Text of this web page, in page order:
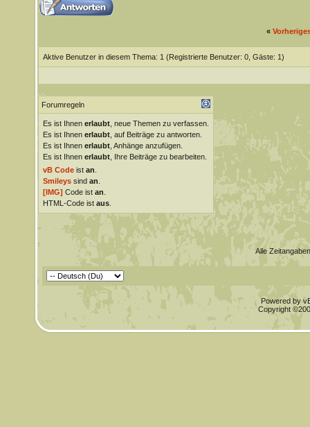
«
Aktive Benutzer in diesem Thema: 1 (Registrierte Benutzer: 0, Gäste: 1)
Forumregeln
Es ist Ihnen erlaubt, neue Themen zu verfassen.
Es ist Ihnen erlaubt, auf Beiträge zu antworten.
Es ist Ihnen erlaubt, Anhänge anzufügen.
Es ist Ihnen erlaubt, Ihre Beiträge zu bearbeiten.
vB Codeist an
Smileyssind an
[IMG] Code ist an
HTML-Code ist aus.
Alle
Powered by
Copyright